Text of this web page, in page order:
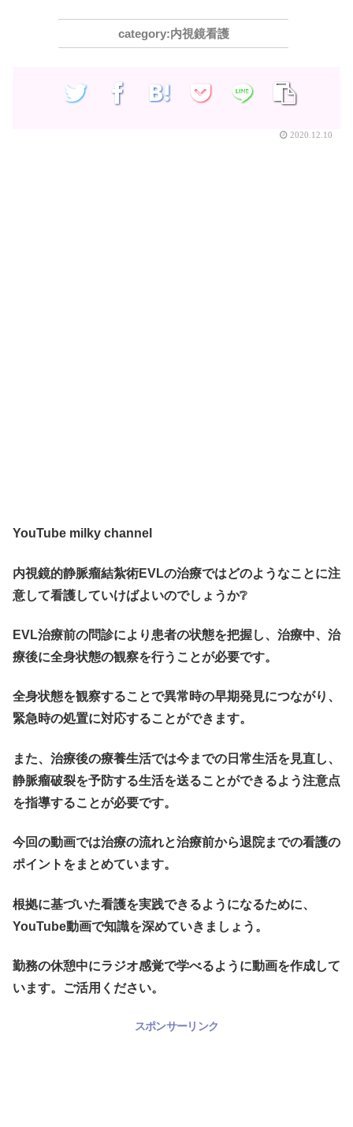
内視鏡看護
2020.12.10
YouTube milky channel
内視鏡的静脈瘤結紮術EVLの治療ではどのようなことに注
意して看護していけばよいのでしょうか❔
EVL治療前の問診により患者の状態を把握し、治療中、治
療後に全身状態の観察を行うことが必要です。
全身状態を観察することで異常時の早期発見につながり、
緊急時の処置に対応することができます。
また、治療後の療養生活では今までの日常生活を見直し、
静脈瘤破裂を予防する生活を送ることができるよう注意点
を指導することが必要です。
今回の動画では治療の流れと治療前から退院までの看護の
ポイントをまとめています。
根拠に基づいた看護を実践できるようになるために、
YouTube動画で知識を深めていきましょう。
勤務の休憩中にラジオ感覚で学べるように動画を作成して
います。ご活用ください。
スポンサーリンク